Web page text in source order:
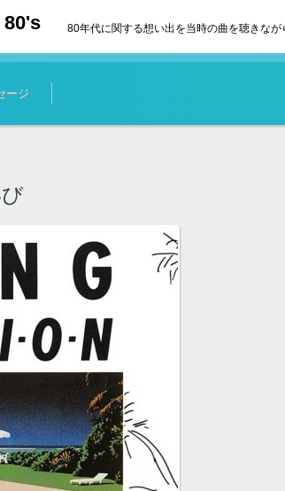
80's 80年代に関する想い出を当時の曲を聴きな
ージ